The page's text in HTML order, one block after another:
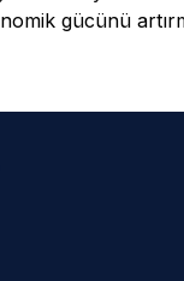
gücünü